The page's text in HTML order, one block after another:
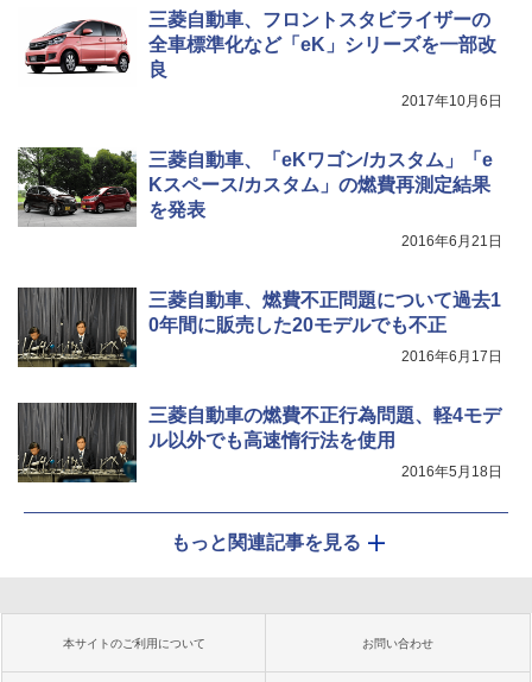
三菱自動車、フロントスタビライザーの
全車標準化など「eK」シリーズを一部改
良
2017年10月6日
三菱自動車、「eKワゴン/カスタム」「e
Kスペース/カスタム」の燃費再測定結果
を発表
2016年6月21日
三菱自動車、燃費不正問題について過去1
0年間に販売した20モデルでも不正
2016年6月17日
三菱自動車の燃費不正行為問題、軽4モデ
ル以外でも高速惰行法を使用
2016年5月18日
もっと関連記事を見る
本サイトのご利用について お問い合わせ